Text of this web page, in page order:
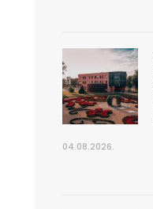
04.08.2026.